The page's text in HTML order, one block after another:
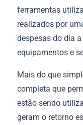
ferramentas
realizados por
despesas do dia
equipamentos e
Mais do que
completa que
estão sendo
geram o retorno